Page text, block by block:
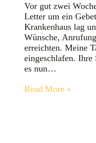
Vor gut zwei
Letter um ein
Krankenhaus lag
Wünsche,
erreichten. Meine
eingeschlafen. Ihre
es nun…
Read More »